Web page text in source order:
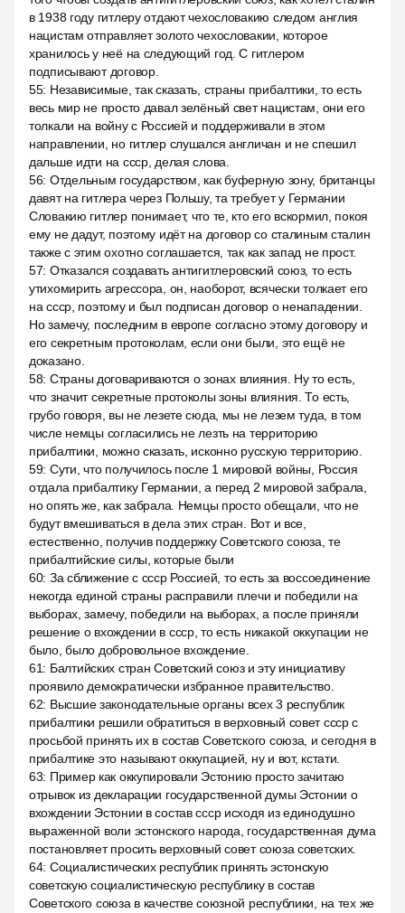
в 1938 году гитлеру отдают чехословакию следом англия
нацистам отправляет золото чехословакии, которое
хранилось у неё на следующий год. С гитлером
подписывают договор.
55: Независимые, так сказать, страны прибалтики, то есть
весь мир не просто давал зелёный свет нацистам, они его
толкали на войну с Россией и поддерживали в этом
направлении, но гитлер слушался англичан и не спешил
дальше идти на ссср, делая слова.
56: Отдельным государством, как буферную зону, британцы
давят на гитлера через Польшу, та требует у Германии
Словакию гитлер понимает, что те, кто его вскормил, покоя
ему не дадут, поэтому идёт на договор со сталиным сталин
также с этим охотно соглашается, так как запад не прост.
57: Отказался создавать антигитлеровский союз, то есть
утихомирить агрессора, он, наоборот, всячески толкает его
на ссср, поэтому и был подписан договор о ненападении.
Но замечу, последним в европе согласно этому договору и
его секретным протоколам, если они были, это ещё не
доказано.
58: Страны договариваются о зонах влияния. Ну то есть,
что значит секретные протоколы зоны влияния. То есть,
грубо говоря, вы не лезете сюда, мы не лезем туда, в том
числе немцы согласились не лезть на территорию
прибалтики, можно сказать, исконно русскую территорию.
59: Сути, что получилось после 1 мировой войны, Россия
отдала прибалтику Германии, а перед 2 мировой забрала,
но опять же, как забрала. Немцы просто обещали, что не
будут вмешиваться в дела этих стран. Вот и все,
естественно, получив поддержку Советского союза, те
прибалтийские силы, которые были
60: За сближение с ссср Россией, то есть за воссоединение
некогда единой страны расправили плечи и победили на
выборах, замечу, победили на выборах, а после приняли
решение о вхождении в ссср, то есть никакой оккупации не
было, было добровольное вхождение.
61: Балтийских стран Советский союз и эту инициативу
проявило демократически избранное правительство.
62: Высшие законодательные органы всех 3 республик
прибалтики решили обратиться в верховный совет ссср с
просьбой принять их в состав Советского союза, и сегодня в
прибалтике это называют оккупацией, ну и вот, кстати.
63: Пример как оккупировали Эстонию просто зачитаю
отрывок из декларации государственной думы Эстонии о
вхождении Эстонии в состав ссср исходя из единодушно
выраженной воли эстонского народа, государственная дума
постановляет просить верховный совет союза советских.
64: Социалистических республик принять эстонскую
советскую социалистическую республику в состав
Советского союза в качестве союзной республики, на тех же